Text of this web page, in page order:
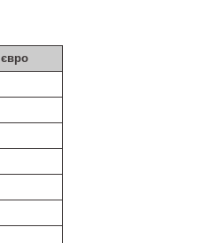
євро